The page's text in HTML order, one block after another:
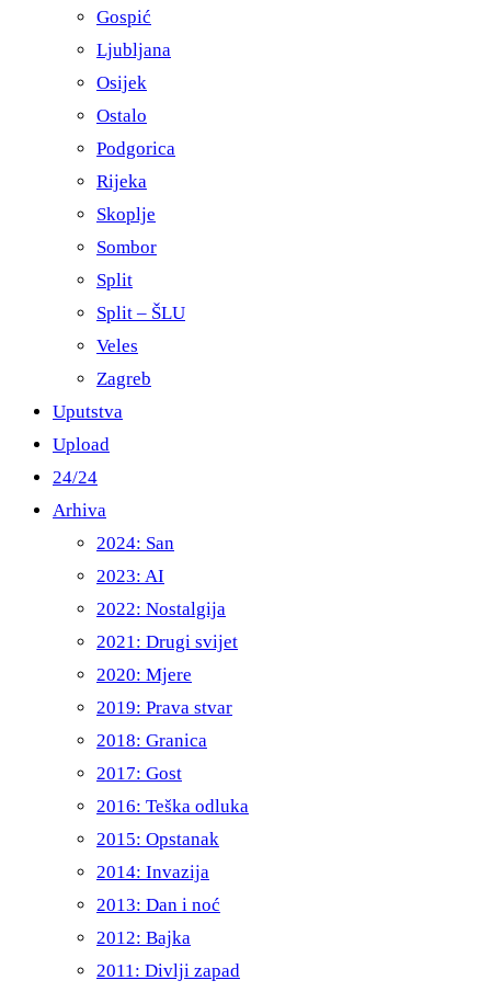
Gospić
Ljubljana
Osijek
Ostalo
Podgorica
Rijeka
Skoplje
Sombor
Split
Split – ŠLU
Veles
Zagreb
Uputstva
Upload
24/24
Arhiva
2024: San
2023: AI
2022: Nostalgija
2021: Drugi svijet
2020: Mjere
2019: Prava stvar
2018: Granica
2017: Gost
2016: Teška odluka
2015: Opstanak
2014: Invazija
2013: Dan i noć
2012: Bajka
2011: Divlji zapad